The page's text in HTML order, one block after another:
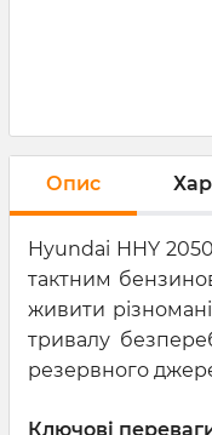
Опис
Hyundai HHY
тактним
живити
тривалу
резервного
Ключові